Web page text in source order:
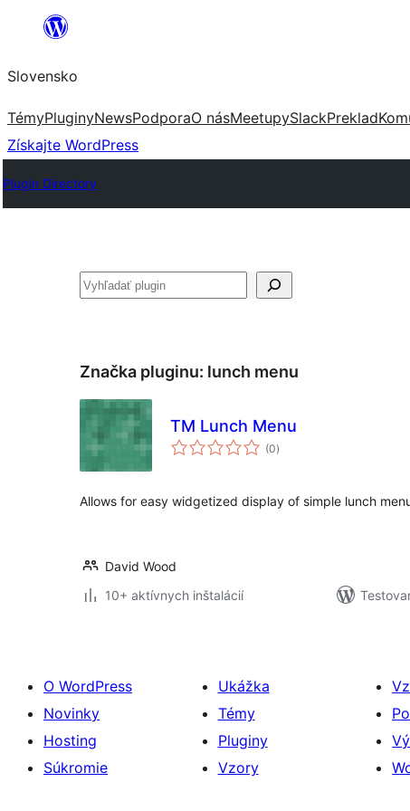
Prejsť
obsah
Slovensko
TémyPluginyNewsPodporaO násMeetupySlackPreklad
Získajte WordPress
Plugin Directory
Hľadať
Značka pluginu: lunch menu
TM Lunch Menu
(0celkové
hodnotenie
)
Allows for easy widgetized display of simple lunch
David Wood
10+ aktívnych inštalácií
O WordPress
Novinky
Hosting
Súkromie
Ukážka
Témy
Pluginy
Vzory